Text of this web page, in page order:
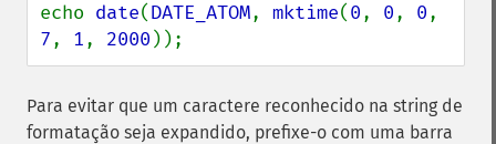
echo date(DATE_ATOM, mktime(0, 0, 0
7, 1, 2000 ));
Para evitar que um caractere reconhecido na string de
formatação seja expandido, prefixe-o com uma barra